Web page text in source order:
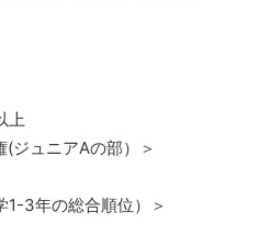
上
ジュニアAの部）＞
1-3年の総合順位）＞
以内